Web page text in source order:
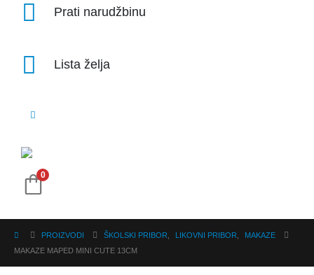
Prati narudžbinu
Lista želja
0
PROIZVODI ŠKOLSKI PRIBOR LIKOVNI PRIBOR
MAKAZE
MAKAZE MAPED MINI CUTE 13CM